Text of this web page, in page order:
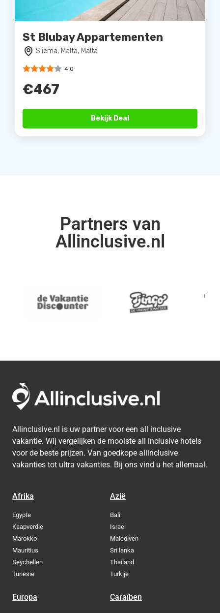
St Blubay Appartementen
Sliema, Malta, Malta
4.0
€467
Bekijk Deal
Partners van
Allinclusive.nl
Allinclusive.nl is uw partner voor een all inclusive
vakantie. Wij vergelijken de mooiste all inclusive hotels
voor de beste prijzen. Van goedkope allinclusive
vakanties tot ultra vakanties. Bij ons vind u het allemaal.
Afrika
Egypte
Kaapverdie
Marokko
Mauritius
Seychellen
Tunesie
Azië
Bali
Israel
Malediven
Sri lanka
Thailand
Turkije
Europa Caraïben